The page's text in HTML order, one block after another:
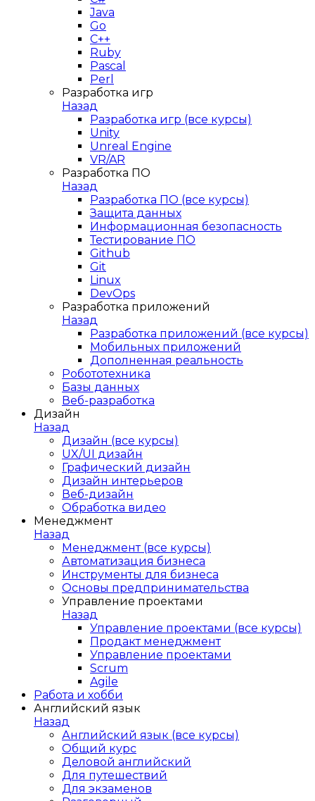
Java
Go
C++
Ruby
Pascal
Perl
Разработка игр
Назад
Разработка игр (все курсы)
Unity
Unreal Engine
VR/AR
Разработка ПО
Назад
Разработка ПО (все курсы)
Защита данных
Информационная безопасность
Тестирование ПО
Github
Git
Linux
DevOps
Разработка приложений
Назад
Разработка приложений (все курсы)
Мобильных приложений
Дополненная реальность
Робототехника
Базы данных
Веб-разработка
Дизайн
Назад
Дизайн (все курсы)
UX/UI дизайн
Графический дизайн
Дизайн интерьеров
Веб-дизайн
Обработка видео
Менеджмент
Назад
Менеджмент (все курсы)
Автоматизация бизнеса
Инструменты для бизнеса
Основы предпринимательства
Управление проектами
Назад
Управление проектами (все курсы)
Продакт менеджмент
Управление проектами
Scrum
Agile
Работа и хобби
Английский язык
Назад
Английский язык (все курсы)
Общий курс
Деловой английский
Для путешествий
Для экзаменов